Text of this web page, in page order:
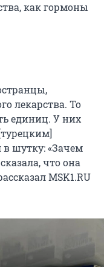
как гормоны
лекарства. То
единиц. У них
шутку: «Зачем
что она
MSK1.RU